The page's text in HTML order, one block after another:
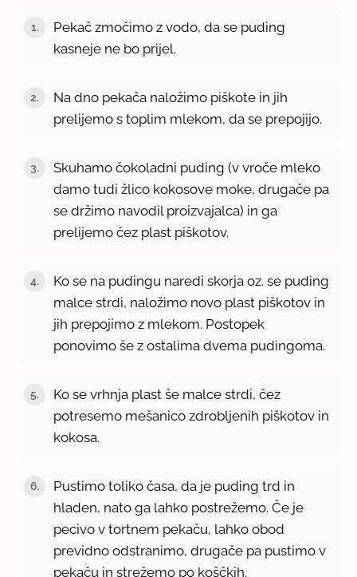
1.
Pekač zmočimo z vodo, da se puding
kasneje ne bo prijel.
2.
Na dno pekača naložimo piškote in jih
prelijemo s toplim mlekom, da se prepojijo.
3.
Skuhamo čokoladni puding (v vroče mleko
damo tudi žlico kokosove moke, drugače pa
se držimo navodil proizvajalca) in ga
prelijemo čez plast piškotov.
4.
Ko se na pudingu naredi skorja oz. se puding
malce strdi, naložimo novo plast piškotov in
jih prepojimo z mlekom. Postopek
ponovimo še z ostalima dvema pudingoma.
5.
Ko se vrhnja plast še malce strdi, čez
potresemo mešanico zdrobljenih piškotov in
kokosa.
6.
Pustimo toliko časa, da je puding trd in
hladen, nato ga lahko postrežemo. Če je
pecivo v tortnem pekaču, lahko obod
previdno odstranimo, drugače pa pustimo v
pekaču in strežemo po koščkih.